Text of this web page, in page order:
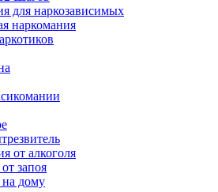
для наркозависимых
наркомания
от алкоголя
запоя
дому